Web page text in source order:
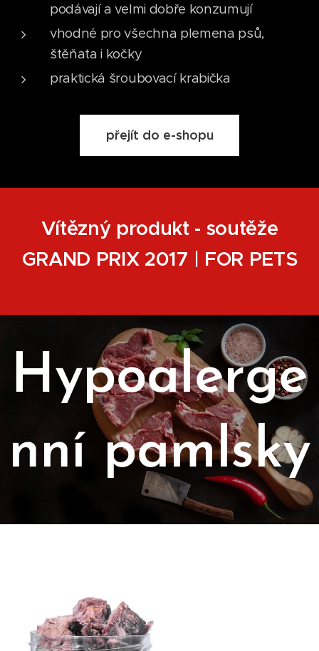
podávají a velmi dobře konzumují
vhodné pro všechna plemena psů,
štěňata i kočky
praktická šroubovací krabička
přejít do e-shopu
Vítězný produkt - soutěže
GRAND PRIX 2017 | FOR PETS
Hypoalerge
nní pamlsky